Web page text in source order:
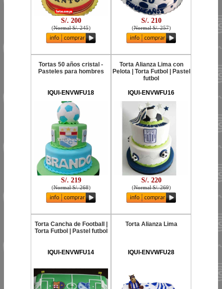
S/. 200
(Normal S/. 245)
S/. 210
(Normal S/. 257)
Tortas 50 años cristal -
Pasteles para hombres
IQUI-ENVWFU18
S/. 219
(Normal S/. 268)
Torta Alianza Lima con
Pelota | Torta Futbol | Pastel
futbol
IQUI-ENVWFU16
S/. 220
(Normal S/. 269)
Torta Cancha de Football |
Torta Futbol | Pastel futbol
IQUI-ENVWFU14
Torta Alianza Lima
IQUI-ENVWFU28